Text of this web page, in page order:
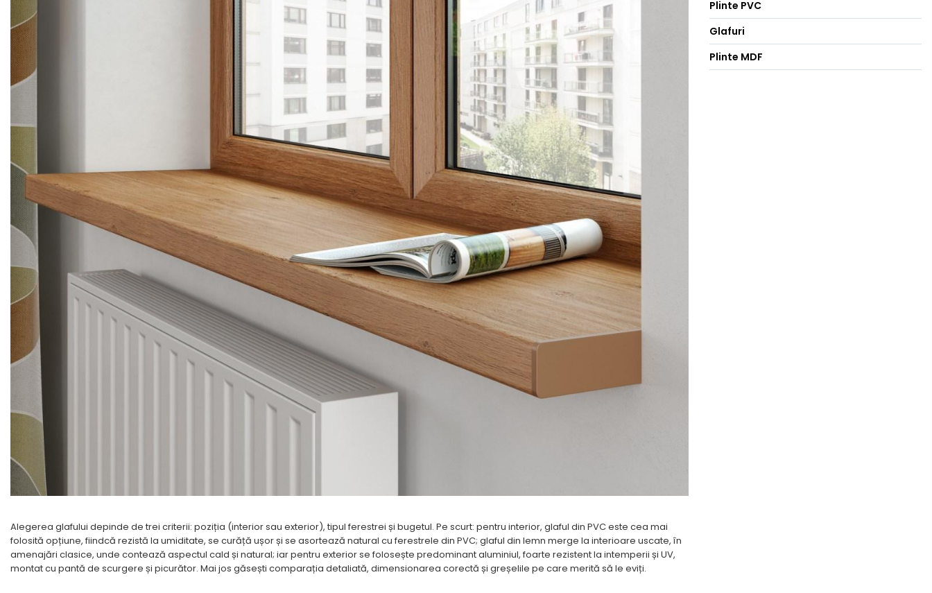
Terminatii Plinta
Colt Exterior Plinta
Colt Interior Plinta
Imbinare Plinta
Accesorii
Accesorii Riflaje Decorative
Accesorii Universale
Capac Glaf Interior
Izolatie Parchet
Prag de trecere
Profile Decorative Fatada
Lambriuri
Lambriuri PVC
Lambriuri Premium
Panouri Decorative
Panouri Decorative SPC
Panouri Decorative
Premium
Alegerea glafului depinde de trei criterii: poziția (interior sau exterior), tipul ferestrei și bugetul. Pe scurt: pentru interior, glaful din PVC este cea mai
folosită opțiune, fiindcă rezistă la umiditate, se curăță ușor și se asortează natural cu ferestrele din PVC; glaful din lemn merge la interioare uscate, în
amenajări clasice, unde contează aspectul cald și natural; iar pentru exterior se folosește predominant aluminiul, foarte rezistent la intemperii și UV,
montat cu pantă de scurgere și picurător. Mai jos găsești comparația detaliată, dimensionarea corectă și greșelile pe care merită să le eviți.
Plinte PVC
Glafuri
Plinte MDF